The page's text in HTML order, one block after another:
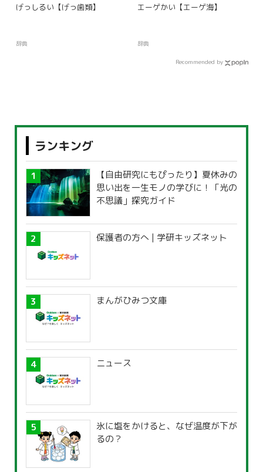
げっしるい【げっ歯類】
辞典
エーゲかい【エーゲ海】
辞典
Recommended by
ランキング
【自由研究にもぴったり】夏休みの
思い出を一生モノの学びに！「光の
不思議」探究ガイド
保護者の方へ | 学研キッズネット
まんがひみつ文庫
ニュース
氷に塩をかけると、なぜ温度が下が
るの？